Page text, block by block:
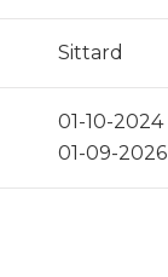
Sittard
01-10-2024
01-09-2026